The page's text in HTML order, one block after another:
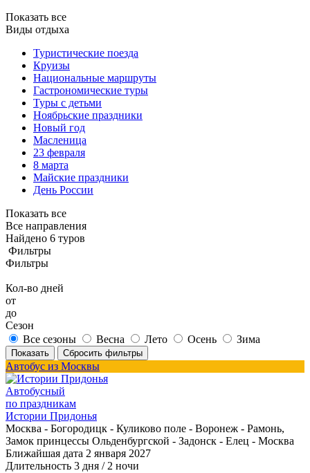
Показать все
Виды отдыха
Туристические поезда
Круизы
Национальные маршруты
Гастрономические туры
Туры с детьми
Ноябрьские праздники
Новый год
Масленица
23 февраля
8 марта
Майские праздники
День России
Показать все
Все направления
Найдено 6 туров
Фильтры
Фильтры
Кол-во дней
от
до
Сезон
Все сезоны
Весна Лето Осень Зима
Показать Сбросить фильтры
Автобус из Москвы
Автобусный
по праздникам
Истории Придонья
Москва - Богородицк - Куликово поле - Воронеж - Рамонь,
Замок принцессы Ольденбургской - Задонск - Елец - Москва
Ближайшая дата 2 января 2027
Длительность 3 дня / 2 ночи